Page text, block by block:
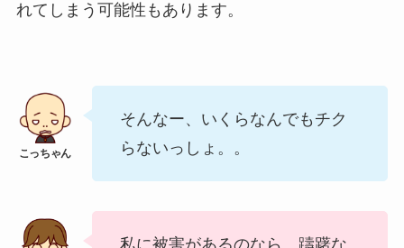
れてしまう可能性もあります。
そんなー、いくらなんでもチク
らないっしょ。。
私に被害があるのなら、躊躇な